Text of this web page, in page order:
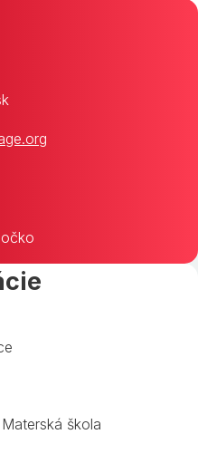
Materská škola